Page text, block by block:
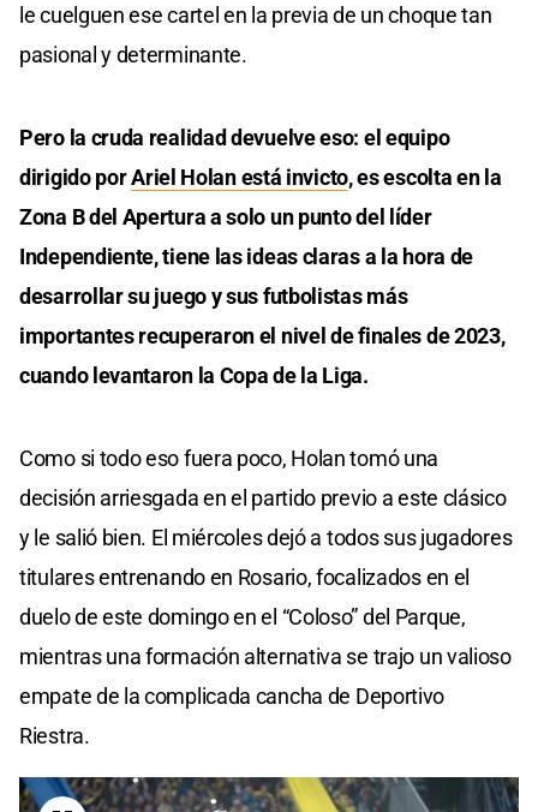
le cuelguen ese cartel en la previa de un choque tan
pasional y determinante.
Pero la cruda realidad devuelve eso: el equipo
dirigido porAriel Holan está invicto, es escolta en la
Zona B del Apertura a solo un punto del líder
Independiente, tiene las ideas claras a la hora de
desarrollar su juego y sus futbolistas más
importantes recuperaron el nivel de finales de 2023,
cuando levantaron la Copa de la Liga.
Como si todo eso fuera poco, Holan tomó una
decisión arriesgada en el partido previo a este clásico
y le salió bien. El miércoles dejó a todos sus jugadores
titulares entrenando en Rosario, focalizados en el
duelo de este domingo en el “Coloso” del Parque,
mientras una formación alternativa se trajo un valioso
empate de la complicada cancha de Deportivo
Riestra.